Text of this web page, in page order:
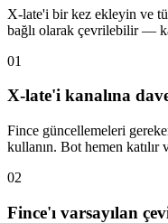
X-late'i bir kez ekleyin ve
bağlı olarak çevrilebilir —
01
X-late'i kanalına
Fince güncellemeleri
kullanın. Bot hemen katılır
02
Fince'ı varsayılan